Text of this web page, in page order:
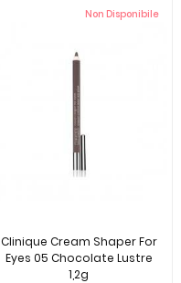
Non Disponibile
Clinique Cream Shaper For
Eyes 05 Chocolate Lustre
1,2g